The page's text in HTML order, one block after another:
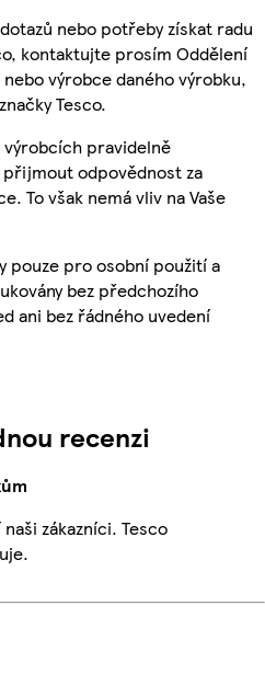
nebo potřeby získat radu
kontaktujte prosím Oddělení
výrobce daného výrobku,
Tesco.
pravidelně
přijmout odpovědnost za
To však nemá vliv na Vaše
pouze pro osobní použití a
bez předchozího
ani bez řádného uvedení
recenzi
zákazníci. Tesco